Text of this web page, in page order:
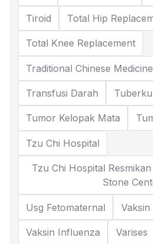
Tiroid Total Hip
Total Knee Replacement
Traditional Chinese Medicine
Transfusi Darah
Tumor Kelopak Mata
Tzu Chi Hospital
Tzu Chi Hospital
Stone
Usg Fetomaternal Vaksin
Vaksin Influenza Varises